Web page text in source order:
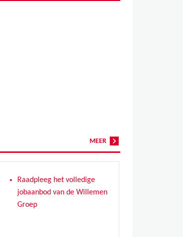
MEER
Raadpleeg het volledige
jobaanbod van de Willemen
Groep